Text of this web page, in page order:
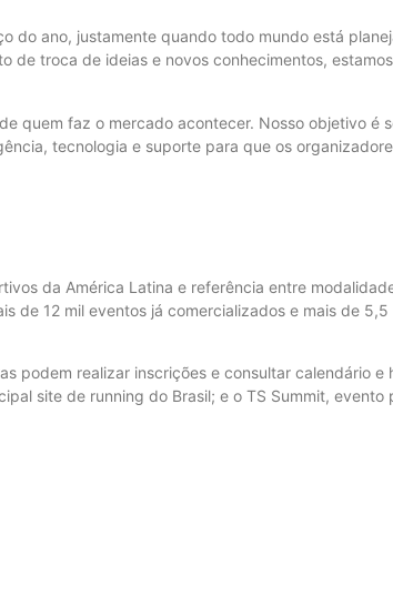
do ano, justamente quando todo mundo está
de troca de ideias e novos conhecimentos,
quem faz o mercado acontecer. Nosso objetivo é
tecnologia e suporte para que os
da América Latina e referência entre
de 12 mil eventos já comercializados e mais de
podem realizar inscrições e consultar calendário
site de running do Brasil; e o TS Summit, evento